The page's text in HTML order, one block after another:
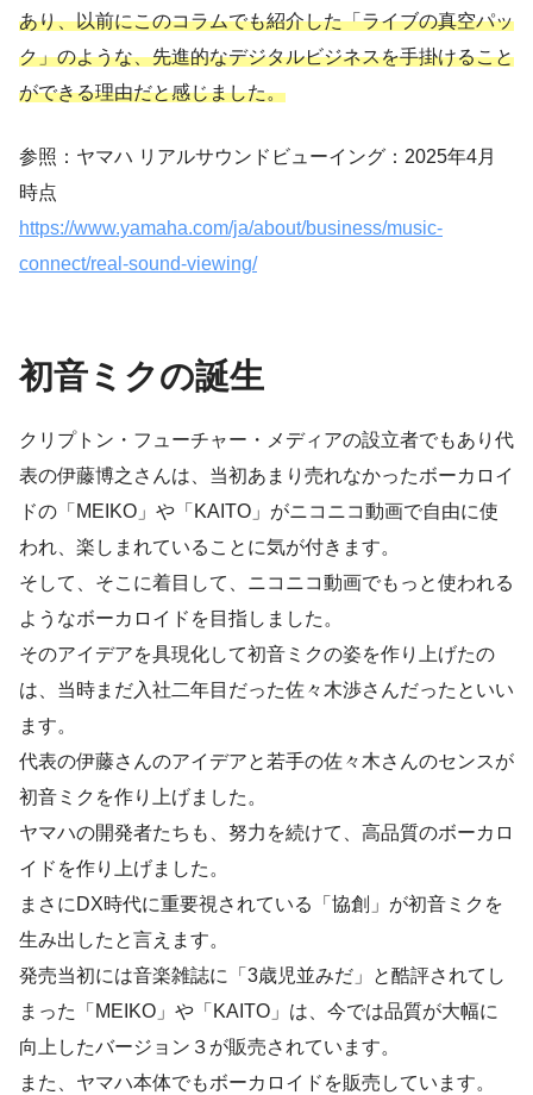
あり、以前にこのコラムでも紹介した「ライブの真空パッ
ク」のような、先進的なデジタルビジネスを手掛けること
ができる理由だと感じました。
参照：ヤマハ リアルサウンドビューイング：2025年4月
時点
https://www.yamaha.com/ja/about/business/music-
connect/real-sound-viewing/
初音ミクの誕生
クリプトン・フューチャー・メディアの設立者でもあり代
表の伊藤博之さんは、当初あまり売れなかったボーカロイ
ドの「MEIKO」や「KAITO」がニコニコ動画で自由に使
われ、楽しまれていることに気が付きます。
そして、そこに着目して、ニコニコ動画でもっと使われる
ようなボーカロイドを目指しました。
そのアイデアを具現化して初音ミクの姿を作り上げたの
は、当時まだ入社二年目だった佐々木渉さんだったといい
ます。
代表の伊藤さんのアイデアと若手の佐々木さんのセンスが
初音ミクを作り上げました。
ヤマハの開発者たちも、努力を続けて、高品質のボーカロ
イドを作り上げました。
まさにDX時代に重要視されている「協創」が初音ミクを
生み出したと言えます。
発売当初には音楽雑誌に「3歳児並みだ」と酷評されてし
まった「MEIKO」や「KAITO」は、今では品質が大幅に
向上したバージョン３が販売されています。
また、ヤマハ本体でもボーカロイドを販売しています。